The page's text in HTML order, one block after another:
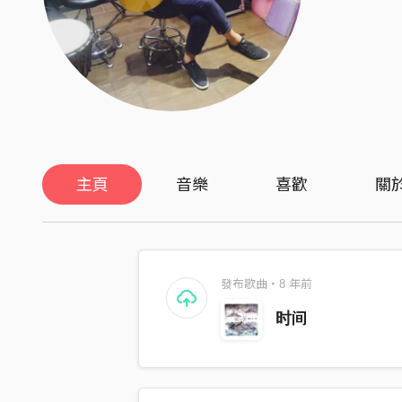
主頁 音樂 喜歡 關
發布歌曲・8 年前
时间